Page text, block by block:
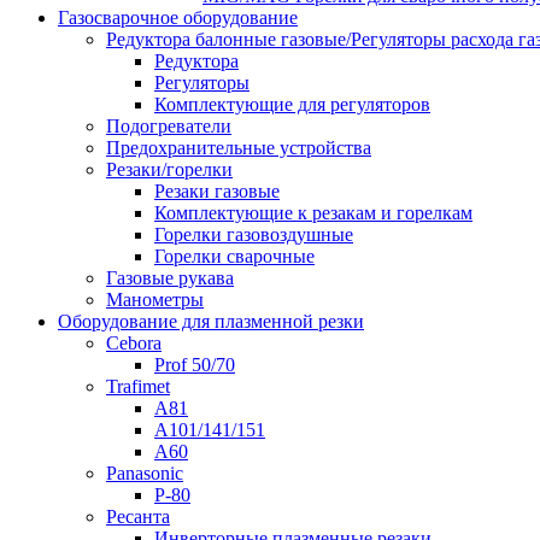
Газосварочное оборудование
Редуктора балонные газовые/Регуляторы расхода
Редуктора
Регуляторы
Комплектующие для регуляторов
Подогреватели
Предохранительные устройства
Резаки/горелки
Резаки газовые
Комплектующие к резакам и горелкам
Горелки газовоздушные
Горелки сварочные
Газовые рукава
Манометры
Оборудование для плазменной резки
Cebora
Prof 50/70
Trafimet
A81
A101/141/151
A60
Panasonic
P-80
Ресанта